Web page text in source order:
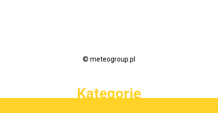
© meteogroup.pl
Kategorie